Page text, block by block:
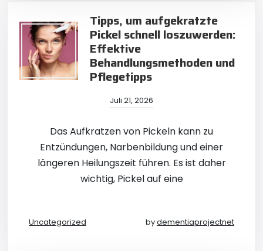
Tipps, um aufgekratzte
Pickel schnell loszuwerden:
Effektive
Behandlungsmethoden und
Pflegetipps
Juli 21, 2026
Das Aufkratzen von Pickeln kann zu
Entzündungen, Narbenbildung und einer
längeren Heilungszeit führen. Es ist daher
wichtig, Pickel auf eine
Uncategorized bydementiaprojectnet